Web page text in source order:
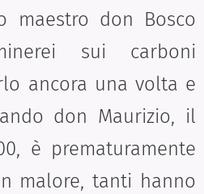
maestro don Bosco
sui carboni
ancora una volta e
don Maurizio, il
è prematuramente
malore, tanti hanno